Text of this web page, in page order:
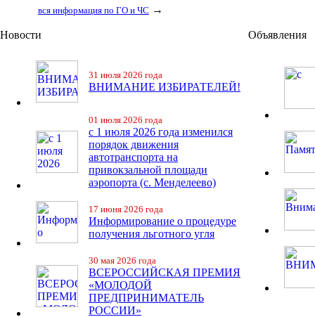
вся информация по ГО и ЧС →
Новости
31 июля 2026 года
ВНИМАНИЕ ИЗБИРАТЕЛЕЙ!
01 июля 2026 года
с 1 июля 2026 года изменился
порядок движения
автотранспорта на
привокзальной площади
аэропорта (с. Менделеево)
17 июня 2026 года
Информирование о процедуре
получения льготного угля
30 мая 2026 года
ВСЕРОССИЙСКАЯ ПРЕМИЯ
«МОЛОДОЙ
ПРЕДПРИНИМАТЕЛЬ
РОССИИ»
Объявления